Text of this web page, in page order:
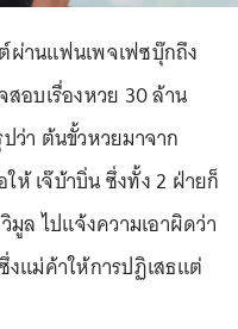
านแฟนเพจเฟซบุ๊กถึง
สอบเรื่องหวย 30 ล้าน
ว่า ต้นขั้วหวยมาจาก
ห้ เจ๊บ้าบิ่น ซึ่งทั้ง 2 ฝ่ายก็
ล ไปแจ้งความเอาผิดว่า
แม่ค้าให้การปฏิเสธแต่